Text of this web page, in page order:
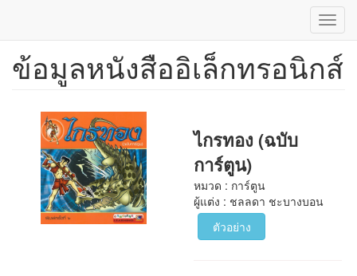
ข้าม
ข้อมูลหนังสืออิเล็กทรอนิกส์
ไกรทอง (ฉบับ
การ์ตูน)
หมวด : การ์ตูน
ผู้แต่ง : ชลลดา ชะบางบอน
ตัวอย่าง